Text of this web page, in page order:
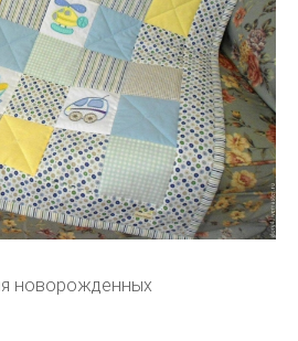
новорожденных